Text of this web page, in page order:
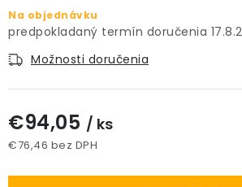
KVETINÁČE A OBALY NA RASTLINY
ZNAČKY
Podmienky ochrany osobných údajov
Spôsoby platby
Kontakt / Právne údaje
Na objednávku
Možnosti doručenia
€94,05 / ks
€76,46 bez DPH